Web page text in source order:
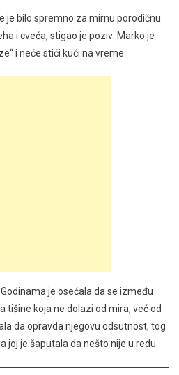
je bilo spremno za mirnu porodičnu
i cveća, stigao je poziv: Marko je
i neće stići kući na vreme.
je osećala da se između
tišine koja ne dolazi od mira, već od
da opravda njegovu odsutnost, tog
joj je šaputala da nešto nije u redu.